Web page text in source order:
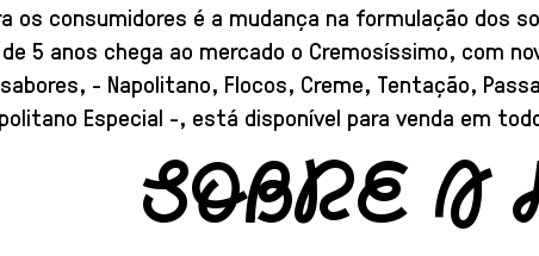
os consumidores é a mudança na formulação dos
5 anos chega ao mercado o Cremosíssimo, com
- Napolitano, Flocos, Creme, Tentação,
Especial -, está disponível para venda em
SOBRE A